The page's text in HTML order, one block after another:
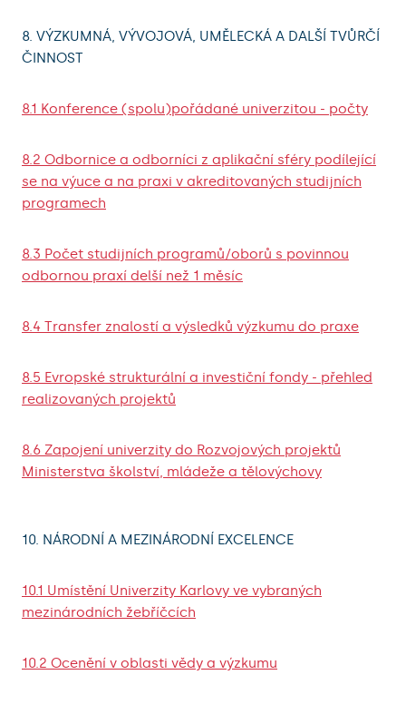
8. VÝZKUMNÁ, VÝVOJOVÁ, UMĚLECKÁ A DALŠÍ TVŮRČÍ
ČINNOST
8.1 Konference (spolu)pořádané univerzitou - počty
8.2 Odbornice a odborníci z aplikační sféry podílející
se na výuce a na praxi v akreditovaných studijních
programech
8.3 Počet studijních programů/oborů s povinnou
odbornou praxí delší než 1 měsíc
8.4 Transfer znalostí a výsledků výzkumu do praxe
8.5 Evropské strukturální a investiční fondy - přehled
realizovaných projektů
8.6 Zapojení univerzity do Rozvojových projektů
Ministerstva školství, mládeže a tělovýchovy
10. NÁRODNÍ A MEZINÁRODNÍ EXCELENCE
10.1 Umístění Univerzity Karlovy ve vybraných
mezinárodních žebříčcích
10.2 Ocenění v oblasti vědy a výzkumu